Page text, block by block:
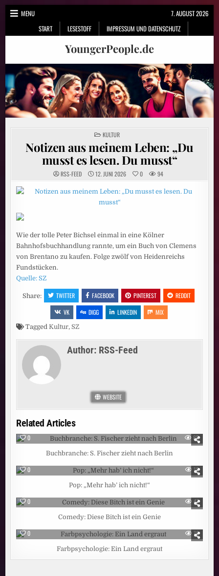
Skip
MENU
START
LESESTOFF IMPRESSUM UND DATENSCHUTZ
7. AUGUST 2026
YoungerPeople.de
POSTED
IN
KULTUR
Notizen aus meinem Leben: „Du
musst es lesen. Du musst“
RSS-FEED 12. JUNI 2026 0 94
Wie der tolle Peter Bichsel einmal in eine Kölner
Bahnhofsbuchhandlung rannte, um ein Buch von Clemens
von Brentano zu kaufen. Folge zwölf von Heidenreichs
Fundstücken.
Quelle: SZ
Share: TWITTER FACEBOOK PINTEREST
REDDIT
VK
DIGG LINKEDIN MIX
TaggedKultur, SZ
Author: RSS-Feed
WEBSITE
Related Articles
0 85
Buchbranche: S. Fischer zieht nach Berlin
0 18
Pop: „Mehr hab’ ich nicht!“
0 47
Comedy: Diese Bitch ist ein Genie
0 70
Farbpsychologie: Ein Land ergraut